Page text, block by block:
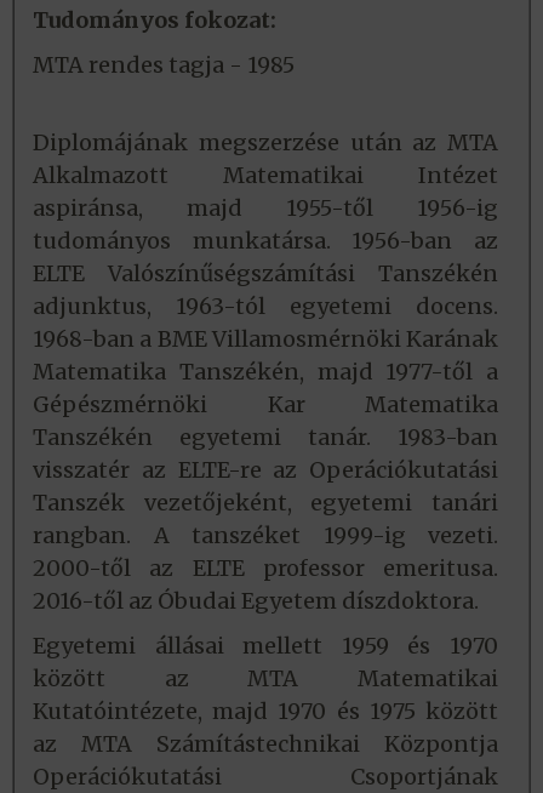
Tudományos fokozat:
MTA rendes tagja - 1985
Diplomájának megszerzése után az MTA
Alkalmazott Matematikai Intézet
aspiránsa, majd 1955-től 1956-ig
tudományos munkatársa. 1956-ban az
ELTE Valószínűségszámítási Tanszékén
adjunktus, 1963-tól egyetemi docens.
1968-ban a BME Villamosmérnöki Karának
Matematika Tanszékén, majd 1977-től a
Gépészmérnöki Kar Matematika
Tanszékén egyetemi tanár. 1983-ban
visszatér az ELTE-re az Operációkutatási
Tanszék vezetőjeként, egyetemi tanári
rangban. A tanszéket 1999-ig vezeti.
2000-től az ELTE professor emeritusa.
2016-től az Óbudai Egyetem díszdoktora.
Egyetemi állásai mellett 1959 és 1970
között az MTA Matematikai
Kutatóintézete, majd 1970 és 1975 között
az MTA Számítástechnikai Központja
Operációkutatási Csoportjának